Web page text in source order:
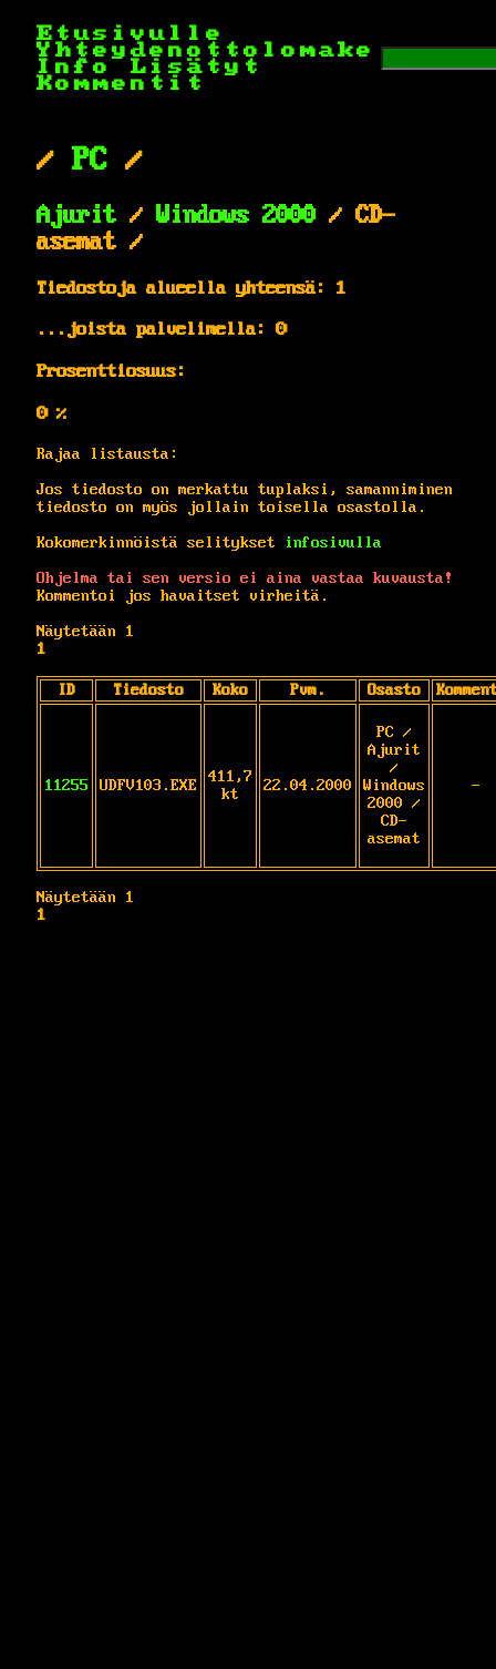
Etusivulle
Yhteydenottolomake
Info
Lisätyt
Kommentit
/ PC /
Ajurit / Windows 2000 / CD-
asemat /
Tiedostoja alueella yhteensä: 1
...joista palvelimella: 0
Prosenttiosuus:
0 %
Rajaa listausta:
Jos tiedosto on merkattu tuplaksi, samanniminen
tiedosto on myös jollain toisella osastolla.
Kokomerkinnöistä selitykset
infosivulla
Ohjelma tai sen versio ei aina vastaa kuvausta!
Kommentoi jos havaitset virheitä.
Näytetään 1
1
ID Tiedosto Koko Pvm. Osasto
11255 UDFV103.EXE
411,7
kt
22.04.2000
PC /
Ajurit
/
Windows
2000 /
CD-
asemat
-
Näytetään 1
1